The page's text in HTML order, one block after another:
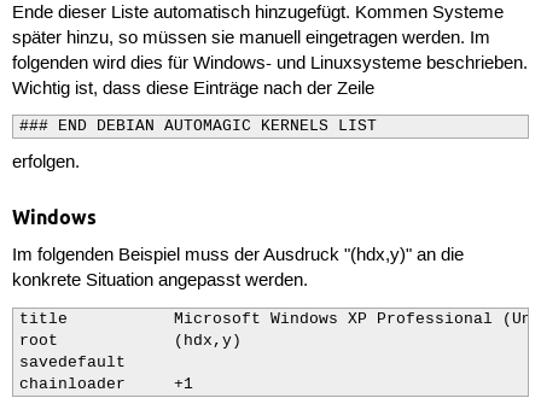
Ende dieser Liste automatisch hinzugefügt. Kommen Systeme
später hinzu, so müssen sie manuell eingetragen werden. Im
folgenden wird dies für Windows- und Linuxsysteme beschrieben.
Wichtig ist, dass diese Einträge nach der Zeile
### END DEBIAN AUTOMAGIC KERNELS LIST
erfolgen.
Windows
Im folgenden Beispiel muss der Ausdruck "(hdx,y)" an die
konkrete Situation angepasst werden.
title           Microsoft Windows XP Professional
root            (hdx,y)
savedefault
chainloader     +1